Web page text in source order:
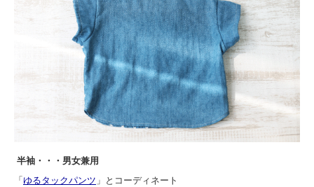
半袖・・・男女兼用
「 ゆるタックパンツ 」とコーディネート